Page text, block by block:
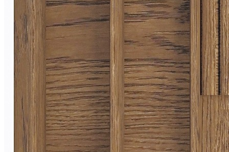
Деревянный лоток TETRIS 1200V2 из массива дуба для
столовых приборов в ящик глубиной 500 мм, ширина
фасада 1200 мм, цвет — дуб рустик
Деревянный лоток TETRIS 1200V2 предназначен для
организации удобного и аккуратного хранения столовых
приборов и кухонных принадлежностей в низких выдвижных
ящиках. Модель разработана специально для ящиков
различных систем глубиной 500 мм и корпуса шириной 1200
Лоток изготовлен вручную из натурального массива дуба с
защитным лаковым покрытием. Используемые материалы
безопасны для применения на кухне и отличаются высокой
прочностью, устойчивостью к ежедневной эксплуатации и
привлекательным внешним видом.